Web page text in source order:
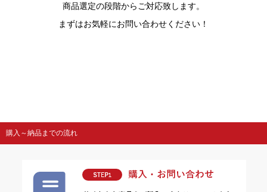
商品選定の段階からご対応致します。
まずはお気軽にお問い合わせください！
購入～納品までの流れ